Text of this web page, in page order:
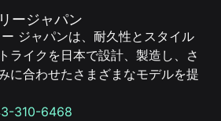
ージャパン
ジャパンは、耐久性とスタイル
ライクを日本で設計、製造し、さ
に合わせたさまざまなモデルを提
310-6468